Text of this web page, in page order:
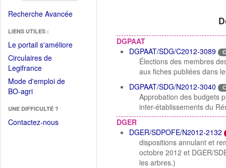
Recherche Avancée
LIENS UTILES :
Le portail s'améliore(Fichier
Circulaires de
Legifrance(Ouvrir
dans
une
fenêtre)
Mode d'emploi de
BO-agri(Ouvrir
une
nouvelle
UNE DIFFICULTÉ ?
Contactez-nous
DGPAAT
DGPAAT/SDG/C2012-3089
Élections des membres
aux fiches publiées dans
DGPAAT/SDG/N2012-3040
Approbation des budgets
inter-établissements du
DGER
DGER/SDPOFE/N2012-2132
dispositions annulant et
octobre 2012 et DGER/
les arbres.)